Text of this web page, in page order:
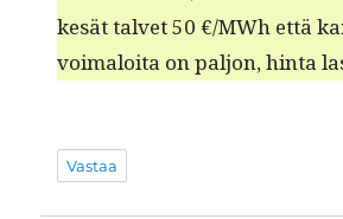
kesät tal­vet 50 €/MWh että
voimaloi­ta on paljon, hin­ta
Vastaa